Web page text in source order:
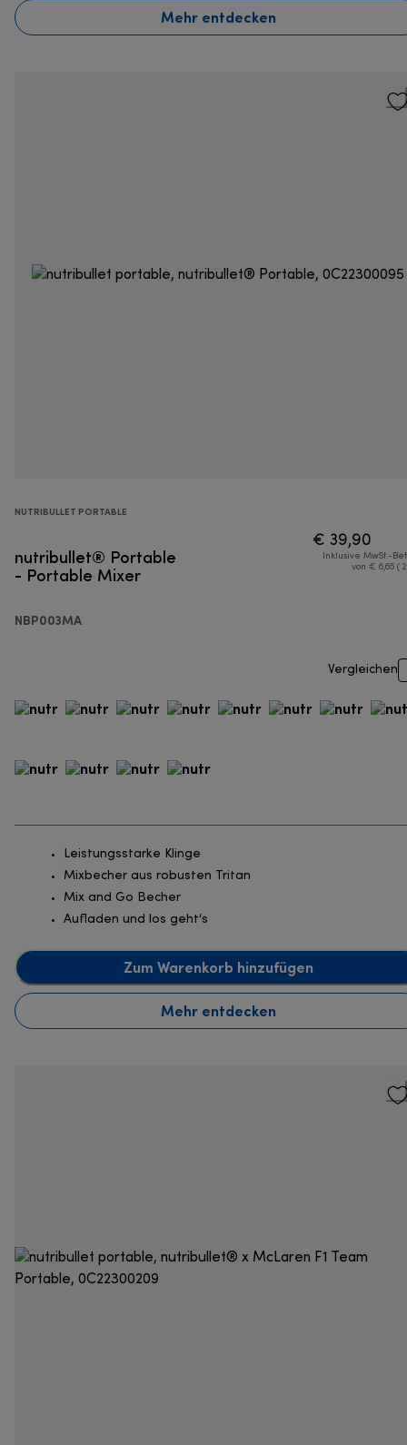
Mehr entdecken
NUTRIBULLET PORTABLE
nutribullet® Portable
- Portable Mixer
NBP003MA
€ 39,90
Inklusive MwSt.-
von € 6,65 (
Vergleichen
Leistungsstarke Klinge
Mixbecher aus robusten Tritan
Mix and Go Becher
Aufladen und los geht‘s
Zum Warenkorb hinzufügen
Mehr entdecken